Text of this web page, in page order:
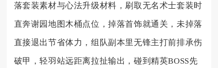
落套装素材与心法升级材料，刷取无名术士套装时
直奔谢园地图木桶点位，掉落首饰就通关，未掉落
直接退出节省体力，组队副本里无锋主打前排承伤
破甲，轻羽站远距离拉扯输出，碰到精英BOSS先